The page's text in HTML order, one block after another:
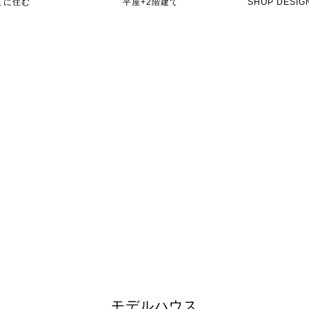
に住む 平屋+2階建て SHOP
モデルハウス